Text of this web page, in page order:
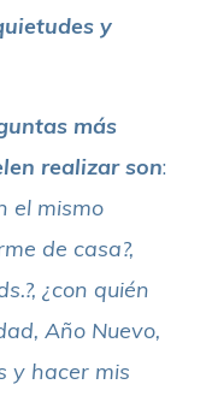
y
más
realizar son:
el mismo
de casa?,
¿con quién
Año Nuevo,
y hacer mis